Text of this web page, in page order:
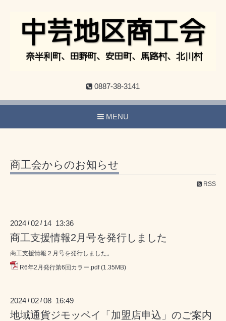
0887-38-3141
MENU
商工会からのお知らせ
RSS
2024 /02 / 14 13:36
商工支援情報2月号を発行しました
商工支援情報２月号を発行しました。
R6年2月発行第6回カラー.pdf (1.35MB)
2024 /02 /08 16:49
地域通貨ジモッペイ「加盟店申込」のご案内